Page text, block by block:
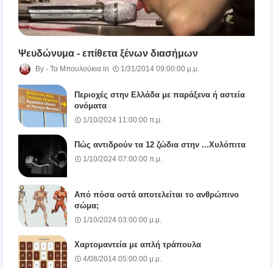
Ψευδώνυμα - επίθετα ξένων διασήμων
Τα Μπουλούκια 1/31/2014 09:00:00 μ.μ.
Περιοχές στην Ελλάδα με παράξενα ή αστεία
ονόματα
1/10/2024 11:00:00 π.μ.
Πώς αντιδρούν τα 12 ζώδια στην ...Χυλόπιτα
1/10/2024 07:00:00 π.μ.
Από πόσα οστά αποτελείται το ανθρώπινο
σώμα;
1/10/2024 03:00:00 μ.μ.
Χαρτομαντεία με απλή τράπουλα
4/08/2014 05:00:00 μ.μ.